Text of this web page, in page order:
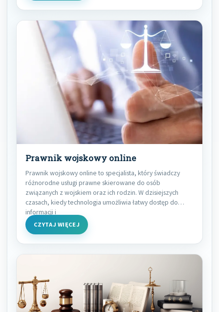
Prawnik wojskowy online
Prawnik wojskowy online to specjalista, który świadczy
różnorodne usługi prawne skierowane do osób
związanych z wojskiem oraz ich rodzin. W dzisiejszych
czasach, kiedy technologia umożliwia łatwy dostęp do
informacji i
CZYTAJ WIĘCEJ